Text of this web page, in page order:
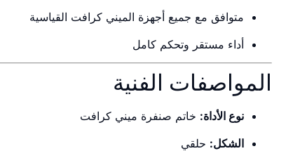
متوافق مع جميع أجهزة الميني كرافت القياسية
أداء مستقر وتحكم كامل
المواصفات الفنية
نوع الأداة: خاتم صنفرة ميني كرافت
الشكل: حلقي